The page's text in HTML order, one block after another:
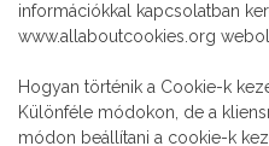
információkkal kapcsolatban
www.allaboutcookies.org
Hogyan történik a Cookie-k
Különféle módokon, de a
módon beállítani a cookie-k